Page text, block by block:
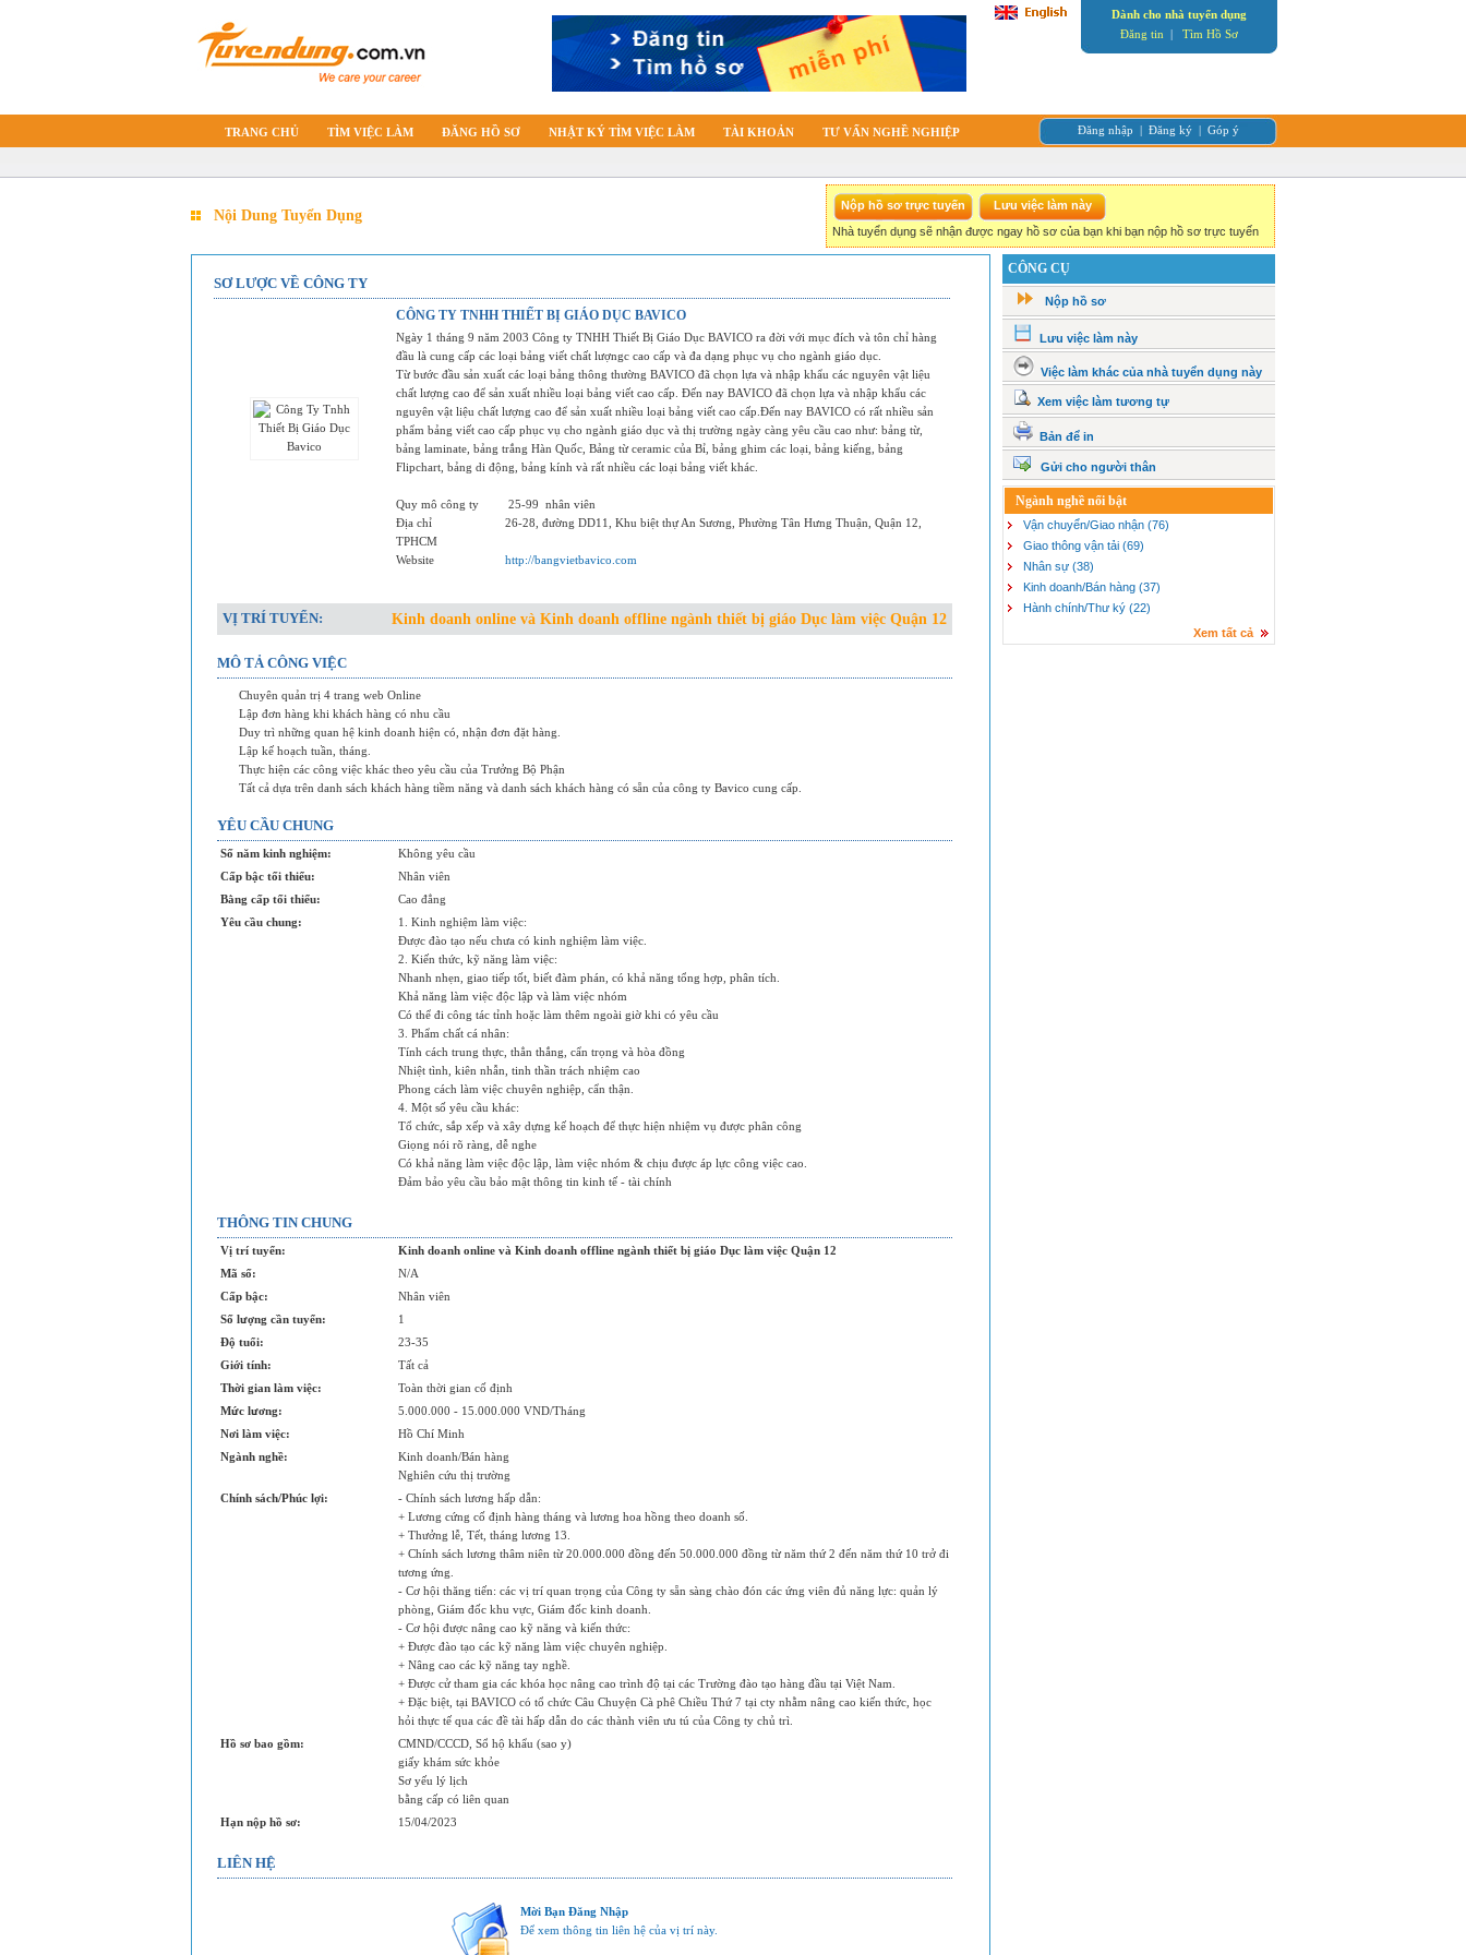
Dành cho nhà tuyển dụng
Đăng tin | Tìm Hồ Sơ
TRANG CHỦ TÌM VIỆC LÀM ĐĂNG HỒ SƠ NHẬT KÝ TÌM VIỆC LÀM TÀI KHOẢN TƯ VẤN NGHỀ NGHIỆP Đăng nhập | Đăng ký | Góp ý
Nội Dung Tuyển Dụng
Nhà tuyển dụng sẽ nhận được ngay hồ sơ của bạn khi bạn nộp hồ sơ trực tuyến
SƠ LƯỢC VỀ CÔNG TY
CÔNG TY TNHH THIẾT BỊ GIÁO DỤC BAVICO
Ngày 1 tháng 9 năm 2003 Công ty TNHH Thiết Bị Giáo Dục BAVICO ra đời với mục đích và tôn chỉ hàng
đầu là cung cấp các loại bảng viết chất lượngc cao cấp và đa dạng phục vụ cho ngành giáo dục.
Từ bước đầu sản xuất các loại bảng thông thường BAVICO đã chọn lựa và nhập khẩu các nguyên vật liệu
chất lượng cao để sản xuất nhiều loại bảng viết cao cấp. Đến nay BAVICO đã chọn lựa và nhập khẩu các
nguyên vật liệu chất lượng cao để sản xuất nhiều loại bảng viết cao cấp.Đến nay BAVICO có rất nhiều sản
phẩm bảng viết cao cấp phục vụ cho ngành giáo dục và thị trường ngày càng yêu cầu cao như: bảng từ,
bảng laminate, bảng trắng Hàn Quốc, Bảng từ ceramic của Bỉ, bảng ghim các loại, bảng kiếng, bảng
Flipchart, bảng di động, bảng kính và rất nhiều các loại bảng viết khác.
Quy mô công ty 25-99 nhân viên
Địa chỉ
26-28, đường DD11, Khu biệt thự An Sương, Phường Tân Hưng Thuận, Quận 12,
TPHCM
Website
http://bangvietbavico.com
VỊ TRÍ TUYỂN: Kinh doanh online và Kinh doanh offline ngành thiết bị giáo Dục làm việc Quận 12
MÔ TẢ CÔNG VIỆC
Chuyên quản trị 4 trang web Online
Lập đơn hàng khi khách hàng có nhu cầu
Duy trì những quan hệ kinh doanh hiện có, nhận đơn đặt hàng.
Lập kế hoạch tuần, tháng.
Thực hiện các công việc khác theo yêu cầu của Trưởng Bộ Phận
Tất cả dựa trên danh sách khách hàng tiềm năng và danh sách khách hàng có sẵn của công ty Bavico cung cấp.
YÊU CẦU CHUNG
Số năm kinh nghiệm:
Không yêu cầu
Cấp bậc tối thiểu:
Nhân viên
Bằng cấp tối thiểu:
Cao đẳng
Yêu cầu chung:
1. Kinh nghiệm làm việc:
Được đào tạo nếu chưa có kinh nghiệm làm việc.
2. Kiến thức, kỹ năng làm việc:
Nhanh nhẹn, giao tiếp tốt, biết đàm phán, có khả năng tổng hợp, phân tích.
Khả năng làm việc độc lập và làm việc nhóm
Có thể đi công tác tỉnh hoặc làm thêm ngoài giờ khi có yêu cầu
3. Phẩm chất cá nhân:
Tính cách trung thực, thẳn thắng, cẩn trọng và hòa đồng
Nhiệt tình, kiên nhẫn, tinh thần trách nhiệm cao
Phong cách làm việc chuyên nghiệp, cẩn thận.
4. Một số yêu cầu khác:
Tổ chức, sắp xếp và xây dựng kế hoạch để thực hiện nhiệm vụ được phân công
Giọng nói rõ ràng, dễ nghe
Có khả năng làm việc độc lập, làm việc nhóm & chịu được áp lực công việc cao.
Đảm bảo yêu cầu bảo mật thông tin kinh tế - tài chính
THÔNG TIN CHUNG
Vị trí tuyển:
Kinh doanh online và Kinh doanh offline ngành thiết bị giáo Dục làm việc Quận 12
Mã số:
N/A
Cấp bậc:
Nhân viên
Số lượng cần tuyển:
1
Độ tuổi:
23-35
Giới tính:
Tất cả
Thời gian làm việc:
Toàn thời gian cố định
Mức lương:
5.000.000 - 15.000.000 VND/Tháng
Nơi làm việc:
Hồ Chí Minh
Ngành nghề:
Kinh doanh/Bán hàng
Nghiên cứu thị trường
Chính sách/Phúc lợi:
- Chính sách lương hấp dẫn:
+ Lương cứng cố định hàng tháng và lương hoa hồng theo doanh số.
+ Thưởng lễ, Tết, tháng lương 13.
+ Chính sách lương thâm niên từ 20.000.000 đồng đến 50.000.000 đồng từ năm thứ 2 đến năm thứ 10 trở đi
tương ứng.
- Cơ hội thăng tiến: các vị trí quan trọng của Công ty sẵn sàng chào đón các ứng viên đủ năng lực: quản lý
phòng, Giám đốc khu vực, Giám đốc kinh doanh.
- Cơ hội được nâng cao kỹ năng và kiến thức:
+ Được đào tạo các kỹ năng làm việc chuyên nghiệp.
+ Nâng cao các kỹ năng tay nghề.
+ Được cử tham gia các khóa học nâng cao trình độ tại các Trường đào tạo hàng đầu tại Việt Nam.
+ Đặc biệt, tại BAVICO có tổ chức Câu Chuyện Cà phê Chiều Thứ 7 tại cty nhằm nâng cao kiến thức, học
hỏi thực tế qua các đề tài hấp dẫn do các thành viên ưu tú của Công ty chủ trì.
Hồ sơ bao gồm:
CMND/CCCD, Sổ hộ khẩu (sao y)
giấy khám sức khỏe
Sơ yếu lý lịch
bằng cấp có liên quan
Hạn nộp hồ sơ:
15/04/2023
LIÊN HỆ
Mời Bạn Đăng Nhập
Để xem thông tin liên hệ của vị trí này.
CÔNG CỤ
Nộp hồ sơ
Lưu việc làm này
Việc làm khác của nhà tuyển dụng này
Xem việc làm tương tự
Bản để in
Gửi cho người thân
Ngành nghề nổi bật
Vận chuyển/Giao nhận (76)
Giao thông vận tải (69)
Nhân sự (38)
Kinh doanh/Bán hàng (37)
Hành chính/Thư ký (22)
Xem tất cả